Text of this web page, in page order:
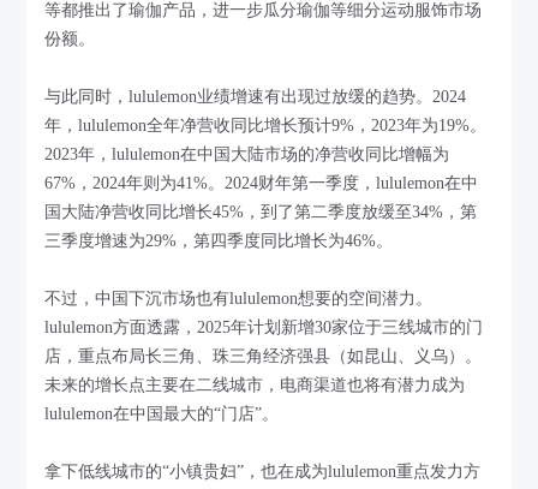
等都推出了瑜伽产品，进一步瓜分瑜伽等细分运动服饰市场
份额。
与此同时，lululemon业绩增速有出现过放缓的趋势。2024
年，lululemon全年净营收同比增长预计9%，2023年为19%。
2023年，lululemon在中国大陆市场的净营收同比增幅为
67%，2024年则为41%。2024财年第一季度，lululemon在中
国大陆净营收同比增长45%，到了第二季度放缓至34%，第
三季度增速为29%，第四季度同比增长为46%。
不过，中国下沉市场也有lululemon想要的空间潜力。
lululemon方面透露，2025年计划新增30家位于三线城市的门
店，重点布局长三角、珠三角经济强县（如昆山、义乌）。
未来的增长点主要在二线城市，电商渠道也将有潜力成为
lululemon在中国最大的“门店”。
拿下低线城市的“小镇贵妇”，也在成为lululemon重点发力方